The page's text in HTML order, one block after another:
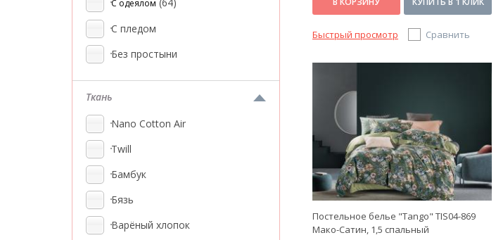
С одеялом
С пледом
Без простыни
Ткань
Nano Cotton Air
Twill
Бамбук
Бязь
Варёный хлопок
Быстрый просмотр Сравнить
Постельное белье "Tango" TIS04-869
Мако-Сатин, 1,5 спальный